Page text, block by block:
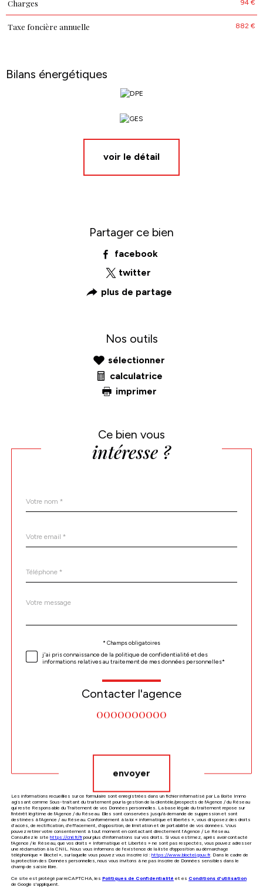
Charges 94 €
Taxe foncière annuelle 882 €
Bilans énergétiques
voir le détail
Partager ce bien
facebook
twitter
plus de partage
Nos outils
sélectionner
calculatrice
imprimer
Ce bien vous
intéresse ?
par
*
*
*
Fieldset
Message
*
* Champs obligatoires
j'ai pris connaissance de la politique de confidentialité et des
informations relatives au traitement de mes données personnelles*
Contacter l'agence
0000000000
envoyer
Les informations recueillies sur ce formulaire sont enregistrées dans un fichier informatisé par La Boite Immo
agissant comme Sous-traitant du traitement pour la gestion de la clientèle/prospects de l'Agence / du Réseau
qui reste Responsable du Traitement de vos Données personnelles. La base légale du traitement repose sur
l'intérêt légitime de l'Agence / du Réseau. Elles sont conservées jusqu'à demande de suppression et sont
destinées à l'Agence / au Réseau. Conformément à la loi « informatique et libertés », vous disposez des droits
d’accès, de rectification, d’effacement, d’opposition, de limitation et de portabilité de vos données. Vous
pouvez retirer votre consentement à tout moment en contactant directement l’Agence / Le Réseau.
Consultez le site https://cnil.fr/frpour plus d’informations sur vos droits. Si vous estimez, après avoir contacté
l'Agence / le Réseau, que vos droits « Informatique et Libertés » ne sont pas respectés, vous pouvez adresser
une réclamation à la CNIL. Nous vous informons de l’existence de la liste d'opposition au démarchage
téléphonique « Bloctel », sur laquelle vous pouvez vous inscrire ici : https://www.bloctel.gouv.fr. Dans le cadre de
la protection des Données personnelles, nous vous invitons à ne pas inscrire de Données sensibles dans le
champ de saisie libre.
Ce site est protégé par reCAPTCHA, les Politiques de Confidentialité et es Conditions d'utilisation
de Google s'appliquent.